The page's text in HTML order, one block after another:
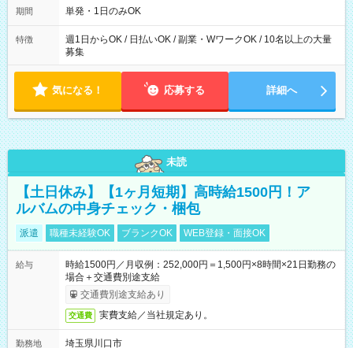
期間 単発・1日のみOK
特徴
週1日からOK / 日払いOK / 副業・WワークOK / 10名以上の大量
募集
気になる！ 応募する 詳細へ
未読
【土日休み】【1ヶ月短期】高時給1500円！ア
ルバムの中身チェック・梱包
派遣 職種未経験OK ブランクOK WEB登録・面接OK
給与
時給1500円／月収例：252,000円＝1,500円×8時間×21日勤務の
場合＋交通費別途支給
交通費別途支給あり
交通費 実費支給／当社規定あり。
勤務地 埼玉県川口市